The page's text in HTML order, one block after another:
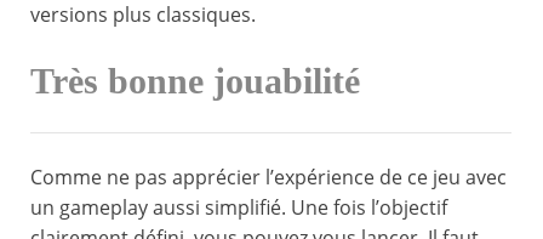
versions plus classiques.
Très bonne jouabilité
Comme ne pas apprécier l’expérience de ce jeu avec
un gameplay aussi simplifié. Une fois l’objectif